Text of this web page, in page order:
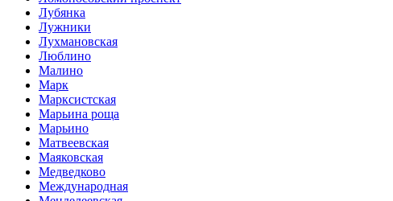
Лубянка
Лужники
Лухмановская
Люблино
Малино
Марк
Марксистская
Марьина роща
Марьино
Матвеевская
Маяковская
Медведково
Международная